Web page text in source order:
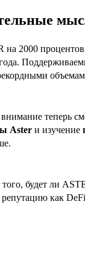
2000
теперь
Aster и изучение
будет ли
как